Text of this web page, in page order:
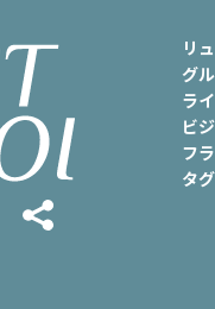
リ
グ
ラ
ビ
フ
タ